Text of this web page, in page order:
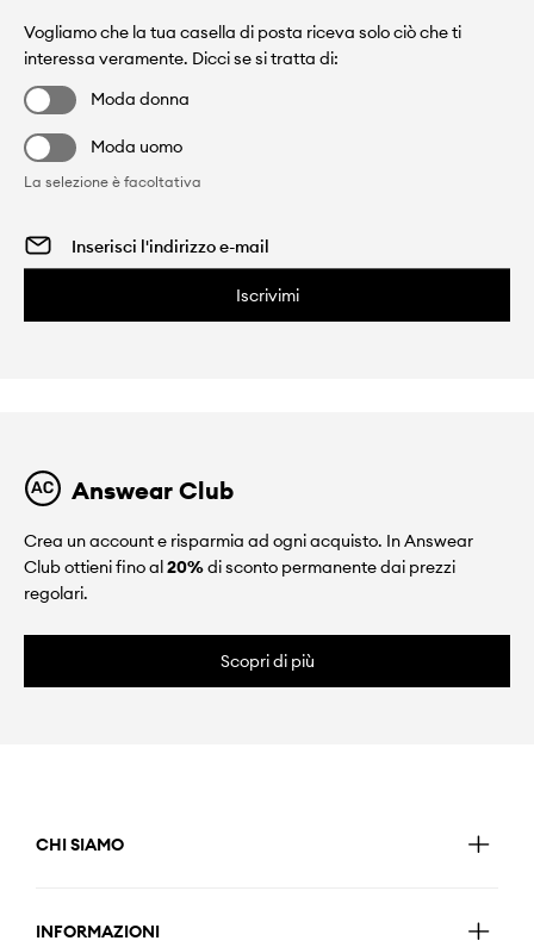
Vogliamo che la tua casella di posta riceva solo ciò che ti
interessa veramente. Dicci se si tratta di:
Moda donna
Moda uomo
La selezione è facoltativa
Iscrivimi
Answear Club
Crea un account e risparmia ad ogni acquisto. In Answear
Club ottieni fino al 20%di sconto permanente dai prezzi
regolari.
Scopri di più
CHI SIAMO
INFORMAZIONI